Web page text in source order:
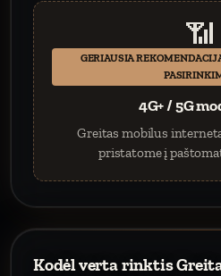
📶
GERIAUSIA
4G+ / 5G
Greitas mobilus
pristatome į
Kodėl verta rinktis